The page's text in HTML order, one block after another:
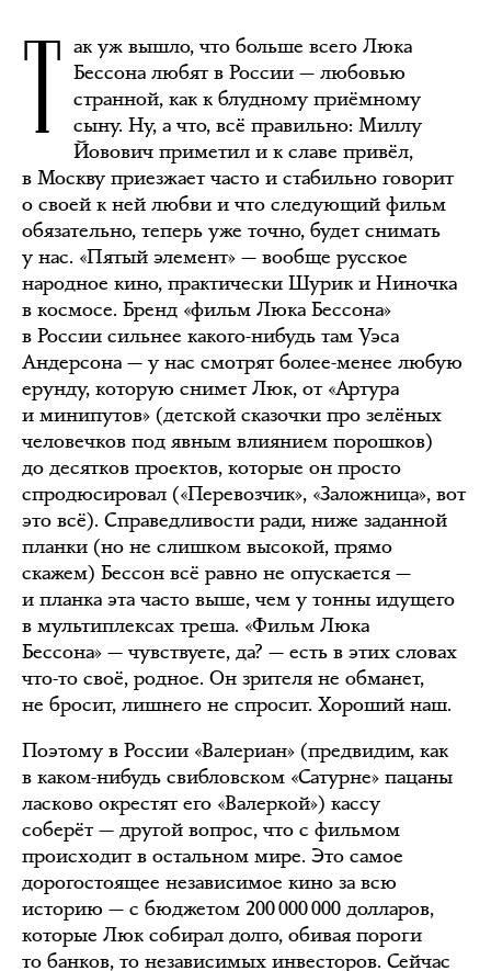
Т ак уж вышло, что больше всего Люка
Бессона любят в России — любовью
странной, как к блудному приёмному
сыну. Ну, а что, всё правильно: Миллу
Йовович приметил и к славе привёл,
в Москву приезжает часто и стабильно говорит
о своей к ней любви и что следующий фильм
обязательно, теперь уже точно, будет снимать
у нас. «Пятый элемент» — вообще русское
народное кино, практически Шурик и Ниночка
в космосе. Бренд «фильм Люка Бессона»
в России сильнее какого-нибудь там Уэса
Андерсона — у нас смотрят более-менее любую
ерунду, которую снимет Люк, от «Артура
и минипутов» (детской сказочки про зелёных
человечков под явным влиянием порошков)
до десятков проектов, которые он просто
спродюсировал («Перевозчик», «Заложница», вот
это всё). Справедливости ради, ниже заданной
планки (но не слишком высокой, прямо
скажем) Бессон всё равно не опускается —
и планка эта часто выше, чем у тонны идущего
в мультиплексах треша. «Фильм Люка
Бессона» — чувствуете, да? — есть в этих словах
что-то своё, родное. Он зрителя не обманет,
не бросит, лишнего не спросит. Хороший наш.
Поэтому в России «Валериан» (предвидим, как
в каком-нибудь свибловском «Сатурне» пацаны
ласково окрестят его «Валеркой») кассу
соберёт — другой вопрос, что с фильмом
происходит в остальном мире. Это самое
дорогостоящее независимое кино за всю
историю — с бюджетом 200 000 000 долларов,
которые Люк собирал долго, обивая пороги
то банков, то независимых инвесторов. Сейчас